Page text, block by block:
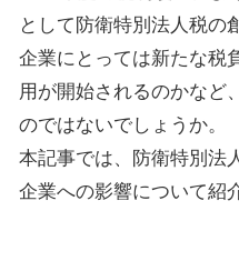
として防衛特別法人税の
企業にとっては新たな税
用が開始されるのかなど
のではないでしょうか。
本記事では、防衛特別法
企業への影響について紹